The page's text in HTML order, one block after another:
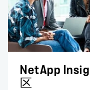
NetApp
区